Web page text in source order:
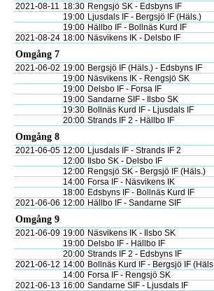
2021-08-11 18:30 Rengsjö SK - Edsbyns IF
19:00 Ljusdals IF - Bergsjö IF (Häls.)
19:00 Hällbo IF - Bollnäs Kurd IF
2021-08-24 18:00 Näsvikens IK - Delsbo IF
Omgång 7
2021-06-02 19:00 Bergsjö IF (Häls.) - Edsbyns IF
19:00 Näsvikens IK - Rengsjö SK
19:00 Delsbo IF - Forsa IF
19:00 Sandarne SIF - Ilsbo SK
19:30 Bollnäs Kurd IF - Ljusdals IF
20:00 Strands IF 2 - Hällbo IF
Omgång 8
2021-06-05 12:00 Ljusdals IF - Strands IF 2
12:00
Ilsbo SK - Delsbo IF
12:00 Rengsjö SK - Bergsjö IF (Häls.)
14:00 Forsa IF - Näsvikens IK
18:00 Edsbyns IF - Bollnäs Kurd IF
2021-06-06 12:00 Hällbo IF - Sandarne SIF
Omgång 9
2021-06-09 19:00 Näsvikens IK - Ilsbo SK
19:00 Delsbo IF - Hällbo IF
20:00 Strands IF 2 - Edsbyns IF
2021-06-12 14:00 Bollnäs Kurd IF - Bergsjö IF
14:00 Forsa IF - Rengsjö SK
2021-06-13 16:00 Sandarne SIF - Ljusdals IF